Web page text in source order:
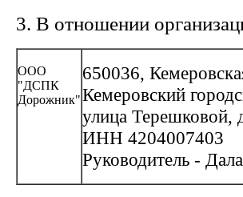
3. В отношении
ООО
"ДСПК
Дорожник"
650036,
Кемеровский
улица Терешковой,
ИНН 4204007403
Руководитель -